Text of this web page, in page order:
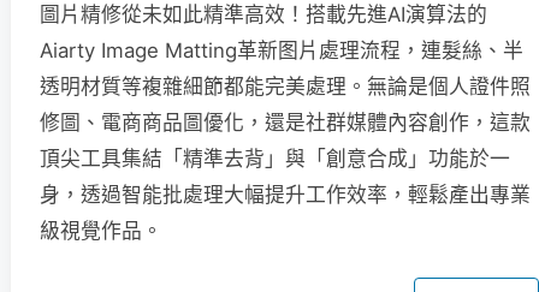
圖片精修從未如此精準高效！搭載先進AI演算法的
Aiarty Image Matting革新图片處理流程，連髮絲、半
透明材質等複雜細節都能完美處理。無論是個人證件照
修圖、電商商品圖優化，還是社群媒體內容創作，這款
頂尖工具集結「精準去背」與「創意合成」功能於一
身，透過智能批處理大幅提升工作效率，輕鬆產出專業
級視覺作品。